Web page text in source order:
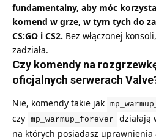
fundamentalny, aby móc
komend w grze, w tym tych do
CS:GO i CS2. Bez włączonej
zadziała.
Czy komendy na
oficjalnych serwerach
Nie, komendy takie jak
czy mp_warmup_forever
działają
na których posiadasz